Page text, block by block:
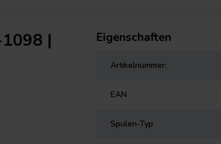
|
Eigenschaften
Artikelnummer:
EAN
Spulen-Typ